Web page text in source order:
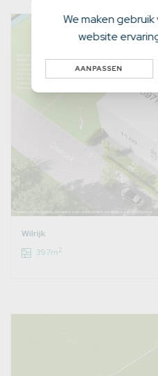
Wilrijk
397m2
We maken gebruik
website
AANPASSEN